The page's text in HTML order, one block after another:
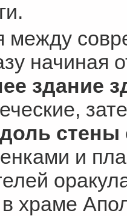
между
начиная
здание
стены
и
храме